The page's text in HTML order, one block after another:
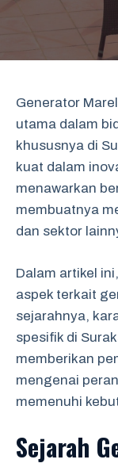
Generator
utama dalam
khususnya di
kuat dalam
menawarkan
membuatnya
dan sektor
Dalam artikel
aspek terkait
sejarahnya,
spesifik di
memberikan
mengenai
memenuhi
Sejarah